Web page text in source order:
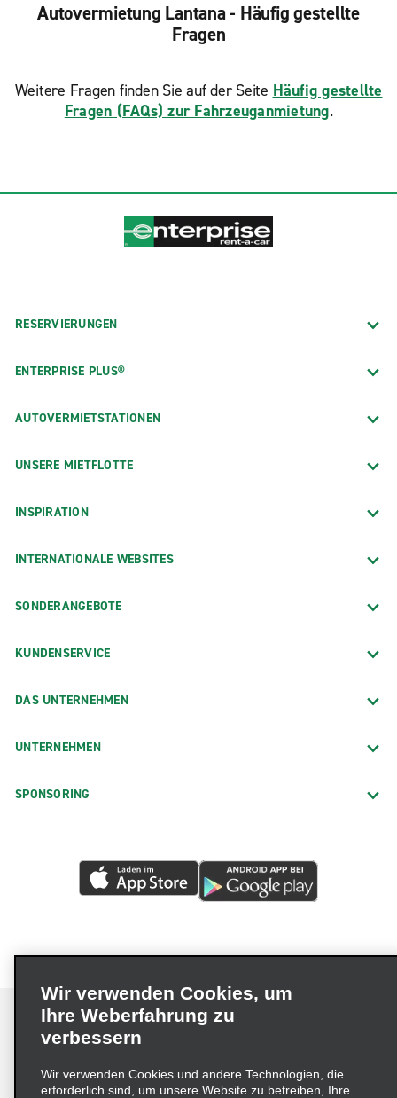
Autovermietung Lantana - Häufig gestellte
Fragen
Weitere Fragen finden Sie auf der Seite Häufig gestellte
Fragen (FAQs) zur Fahrzeuganmietung.
RESERVIERUNGEN
ENTERPRISE PLUS®
AUTOVERMIETSTATIONEN
UNSERE MIETFLOTTE
INSPIRATION
INTERNATIONALE WEBSITES
SONDERANGEBOTE
KUNDENSERVICE
DAS UNTERNEHMEN
UNTERNEHMEN
SPONSORING
Impressum Nutzungsbedingungen
Datenschutzrichtlinie
Wir verwenden Cookies, um
Ihre Weberfahrung zu
verbessern
Wir verwenden Cookies und andere Technologien, die
erforderlich sind, um unsere Website zu betreiben, Ihre